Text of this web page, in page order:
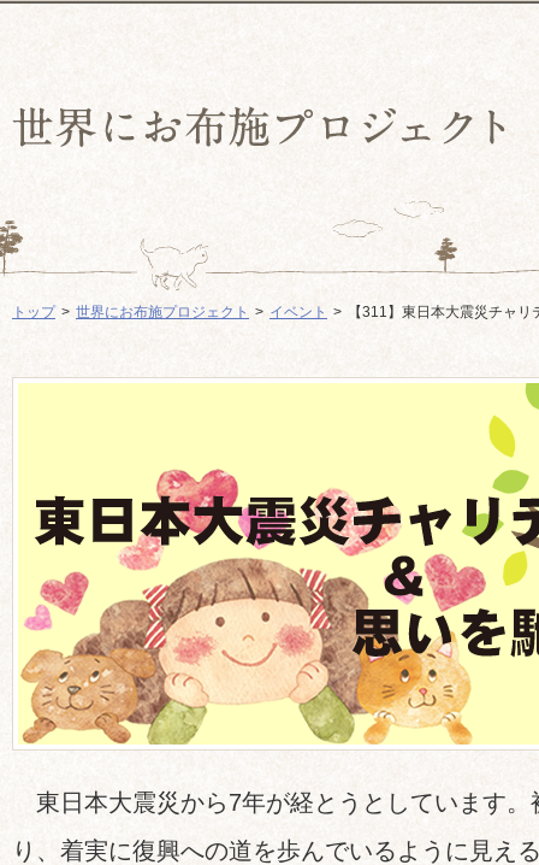
トップ 世界にお布施プロジェクト イベント 【311】東日本大震災チャ
東日本大震災から7年が経とうとしています。
り、着実に復興への道を歩んでいるように見え